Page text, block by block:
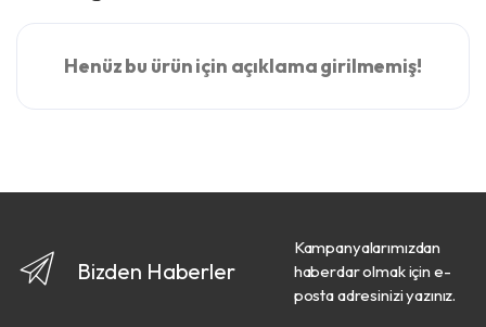
Henüz bu ürün için açıklama girilmemiş!
Bizden Haberler
Kampanyalarımızdan
haberdar olmak için e-
posta adresinizi yazınız.